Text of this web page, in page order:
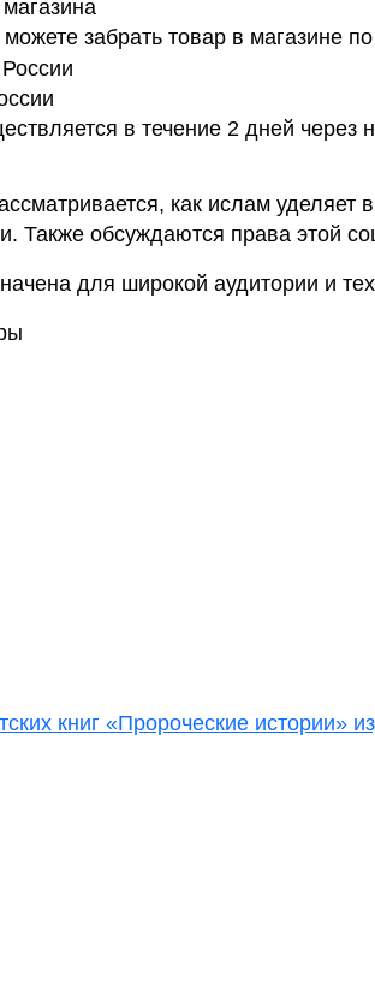
забрать товар в магазине
в течение 2 дней
как ислам
Также обсуждаются права этой
для широкой аудитории и